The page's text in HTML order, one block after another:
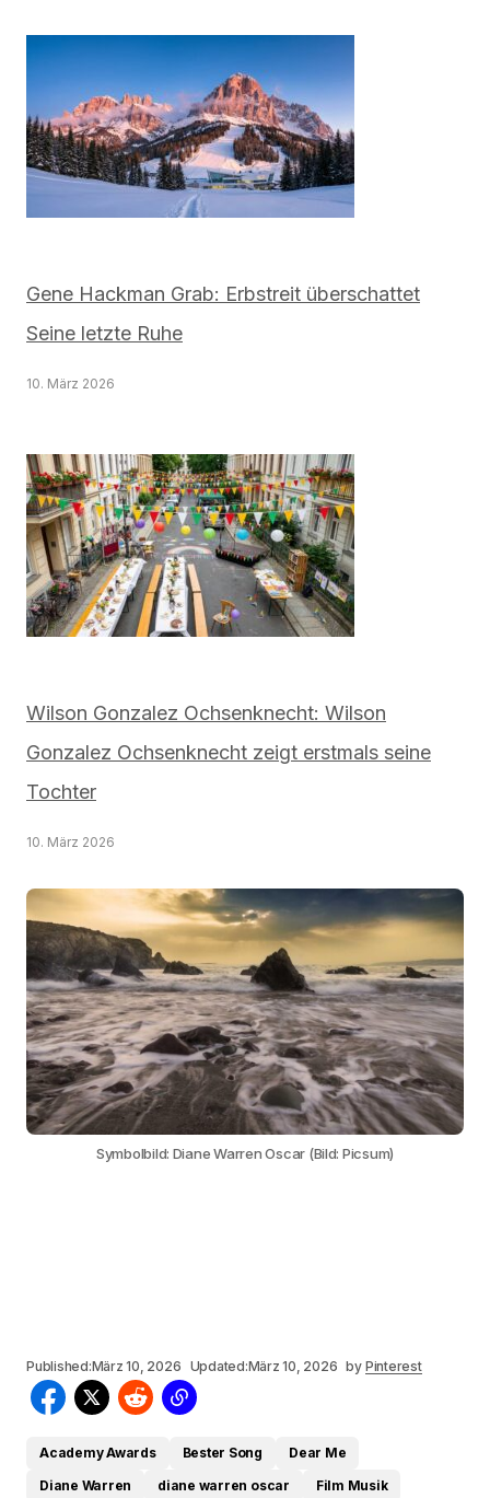
Gene Hackman Grab: Erbstreit überschattet
Seine letzte Ruhe
10. März 2026
Wilson Gonzalez Ochsenknecht: Wilson
Gonzalez Ochsenknecht zeigt erstmals seine
Tochter
10. März 2026
Symbolbild: Diane Warren Oscar (Bild: Picsum)
Published:März 10, 2026 Updated:März 10, 2026 by Pinterest
Academy Awards Bester Song
Dear Me
Diane Warren
diane warren oscar Film Musik